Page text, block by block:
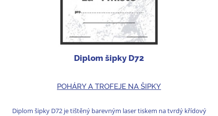
Diplom šipky D72
POHÁRY A TROFEJE NA ŠIPKY
Diplom šipky D72 je tištěný barevným laser tiskem na tvrdý křídový